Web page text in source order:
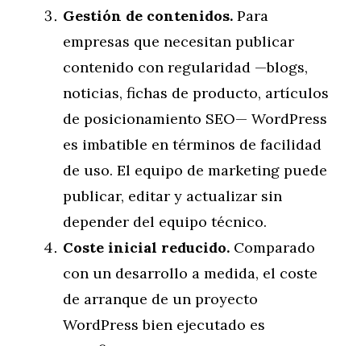
Gestión de contenidos. Para
empresas que necesitan publicar
contenido con regularidad —blogs,
noticias, fichas de producto, artículos
de posicionamiento SEO— WordPress
es imbatible en términos de facilidad
de uso. El equipo de marketing puede
publicar, editar y actualizar sin
depender del equipo técnico.
Coste inicial reducido. Comparado
con un desarrollo a medida, el coste
de arranque de un proyecto
WordPress bien ejecutado es